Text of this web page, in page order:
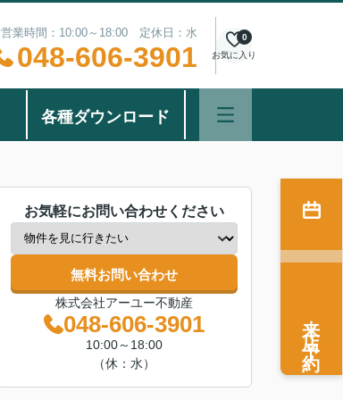
営業時間：10:00～18:00 定休日：水
048-606-3901 お気に入り
0
各種ダウンロード
お気軽にお問い合わせください
無料お問い合わせ
株式会社アーユー不動産
048-606-3901
10:00～18:00
（休：水）
来店予約